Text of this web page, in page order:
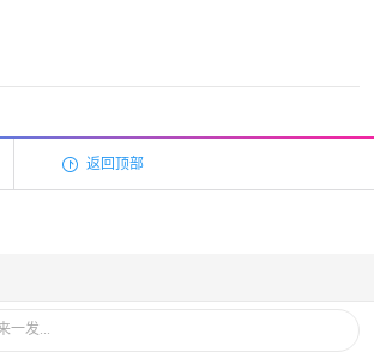
一发...
返回顶部